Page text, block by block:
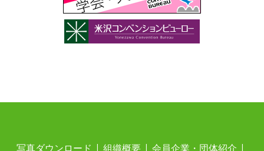
写真ダウンロード 組織概要 会員企業・団体紹介